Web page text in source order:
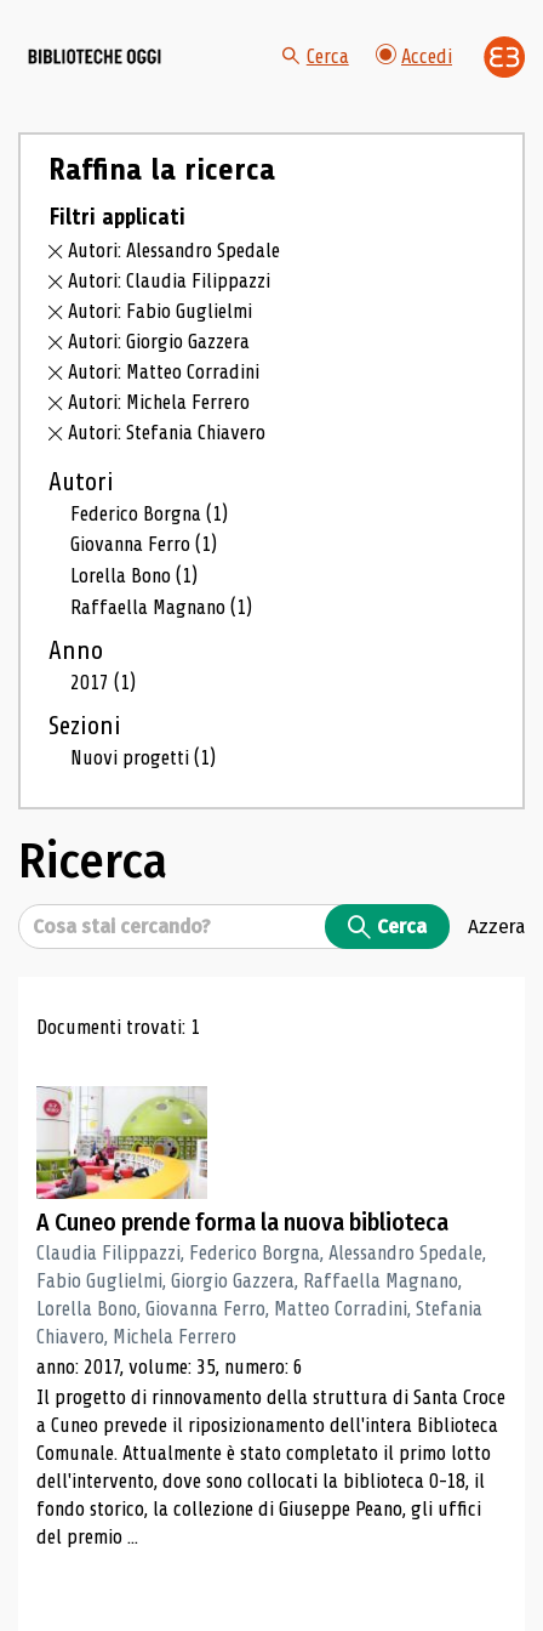
Cerca Accedi
Raffina la ricerca
Filtri applicati
Autori: Alessandro Spedale
Autori: Claudia Filippazzi
Autori: Fabio Guglielmi
Autori: Giorgio Gazzera
Autori: Matteo Corradini
Autori: Michela Ferrero
Autori: Stefania Chiavero
Autori
Federico Borgna(1)
Giovanna Ferro(1)
Lorella Bono(1)
Raffaella Magnano(1)
Anno
2017(1)
Sezioni
Nuovi progetti(1)
Ricerca
Cerca Cerca Azzera
Risultati di ricerca
Documenti trovati: 1
A Cuneo prende forma la nuova biblioteca
Claudia Filippazzi, Federico Borgna, Alessandro Spedale,
Fabio Guglielmi, Giorgio Gazzera, Raffaella Magnano,
Lorella Bono, Giovanna Ferro, Matteo Corradini, Stefania
Chiavero, Michela Ferrero
anno: 2017, volume: 35, numero: 6
Il progetto di rinnovamento della struttura di Santa Croce
a Cuneo prevede il riposizionamento dell'intera Biblioteca
Comunale. Attualmente è stato completato il primo lotto
dell'intervento, dove sono collocati la biblioteca 0-18, il
fondo storico, la collezione di Giuseppe Peano, gli uffici
del premio ...